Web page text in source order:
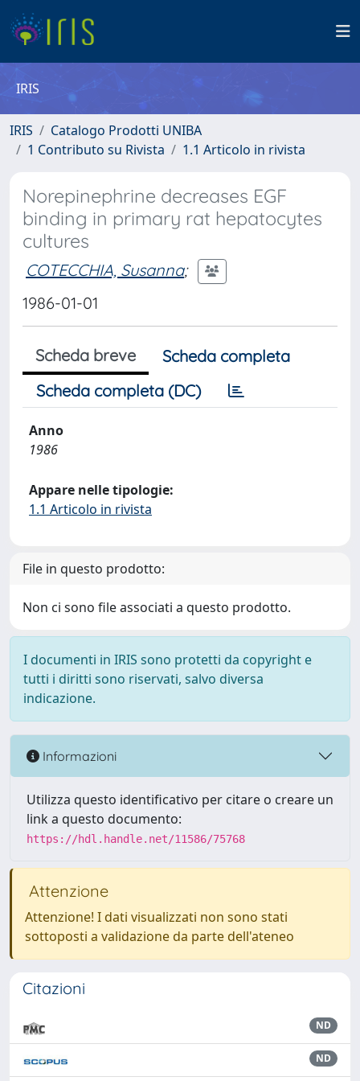
IRIS
IRIS
Catalogo Prodotti UNIBA
1 Contributo su Rivista
1.1 Articolo in rivista
Norepinephrine decreases EGF
binding in primary rat hepatocytes
cultures
COTECCHIA, Susanna;
1986-01-01
Scheda breve
Scheda completa
Scheda completa (DC)
Anno
1986
Appare nelle tipologie:
1.1 Articolo in rivista
File in questo prodotto:
Non ci sono file associati a questo prodotto.
I documenti in IRIS sono protetti da copyright e
tutti i diritti sono riservati, salvo diversa
indicazione.
Informazioni
Utilizza questo identificativo per citare o creare un
link a questo documento:
https://hdl.handle.net/11586/75768
Attenzione
Attenzione! I dati visualizzati non sono stati
sottoposti a validazione da parte dell'ateneo
Citazioni
ND
ND